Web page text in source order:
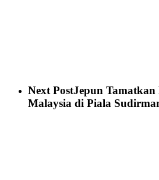
Next PostJepun Tamatkan
Malaysia di Piala